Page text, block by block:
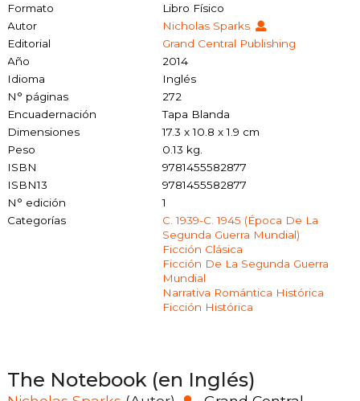
Formato
Libro Físico
Autor
Nicholas Sparks
Editorial
Grand Central Publishing
Año
2014
Idioma
Inglés
N° páginas
272
Encuadernación
Tapa Blanda
Dimensiones
17.3 x 10.8 x 1.9 cm
Peso
0.13 kg.
ISBN
9781455582877
ISBN13
9781455582877
N° edición
1
Categorías
C. 1939-C. 1945 (época De La
Segunda Guerra Mundial)
Ficción Clásica
Ficción De La Segunda Guerra
Mundial
Narrativa Romántica Histórica
Ficción Histórica
The Notebook (en Inglés)